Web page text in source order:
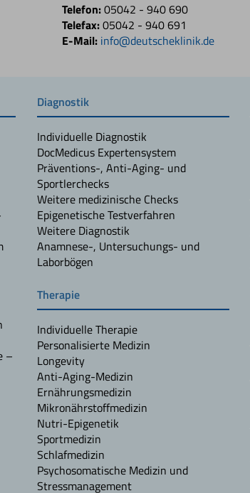
Telefon:05042 - 940 690
Telefax:05042 - 940 691
E-Mail: info@deutscheklinik.de
–
Diagnostik
Individuelle Diagnostik
DocMedicus Expertensystem
Präventions-, Anti-Aging- und
Sportlerchecks
Weitere medizinische Checks
Epigenetische Testverfahren
Weitere Diagnostik
Anamnese-, Untersuchungs- und
Laborbögen
Therapie
Individuelle Therapie
Personalisierte Medizin
Longevity
Anti-Aging-Medizin
Ernährungsmedizin
Mikronährstoffmedizin
Nutri-Epigenetik
Sportmedizin
Schlafmedizin
Psychosomatische Medizin und
Stressmanagement